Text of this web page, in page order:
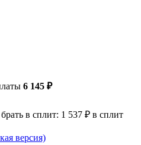
6 145 ₽
в сплит: 1 537 ₽ в сплит
версия)